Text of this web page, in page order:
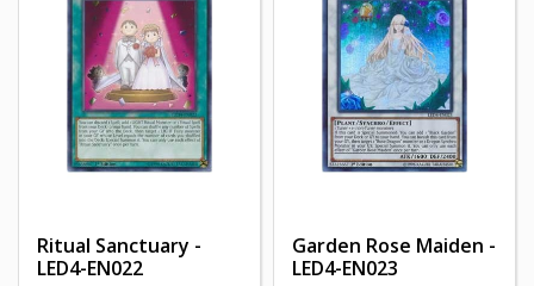
Ritual Sanctuary -
LED4-EN022
Garden Rose Maiden -
LED4-EN023